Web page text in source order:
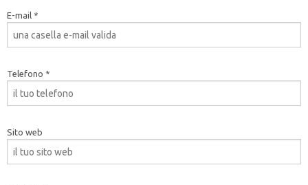
E-mail *
Telefono *
Sito web